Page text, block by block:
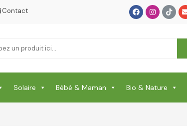
Contact
Solaire Bébé & Maman Bio & Nature